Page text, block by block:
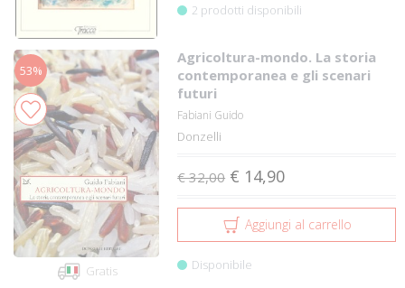
2 prodotti disponibili
53%
Gratis
Agricoltura-mondo. La storia
contemporanea e gli scenari
futuri
Fabiani Guido
Donzelli
€ 32,00 € 14,90
Aggiungi al carrello
Disponibile